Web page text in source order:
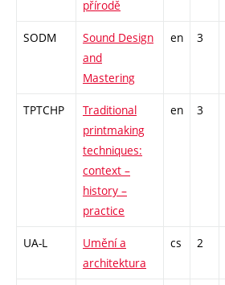
přírodě
SODM
Sound Design
and
Mastering
en 3
TPTCHP
Traditional
printmaking
techniques:
context –
history –
practice
en 3
UA-L
Umění a
architektura
cs 2